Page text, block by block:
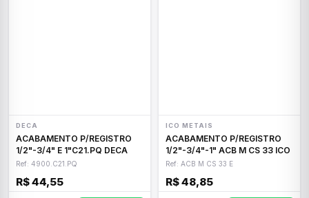
DECA
ACABAMENTO P/REGISTRO
1/2"-3/4" E 1"C21.PQ DECA
Ref: 4900.C21.PQ
R$ 44,55
ICO METAIS
ACABAMENTO P/REGISTRO
1/2"-3/4"-1" ACB M CS 33 ICO
Ref: ACB M CS 33 E
R$ 48,85